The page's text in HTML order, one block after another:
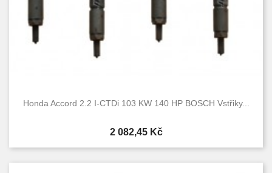
Honda Accord 2.2 I-CTDi 103 KW 140 HP BOSCH Vstřiky...
Cena
2 082,45 Kč